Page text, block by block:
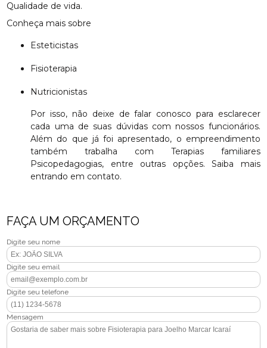
Qualidade de vida.
Conheça mais sobre
Esteticistas
Fisioterapia
Nutricionistas
Por isso, não deixe de falar conosco para esclarecer
cada uma de suas dúvidas com nossos funcionários.
Além do que já foi apresentado, o empreendimento
também trabalha com Terapias familiares
Psicopedagogias, entre outras opções. Saiba mais
entrando em contato.
FAÇA UM ORÇAMENTO
Digite seu nome
Digite seu email
Digite seu telefone
Mensagem